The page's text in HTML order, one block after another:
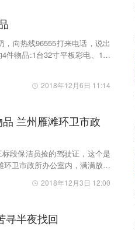
向热线96555打来电话，说出
件物品:1台32寸平板彩电、1个
2018年12月6日 11:14
兰州雁滩环卫市政
段保洁员捡的驾驶证，这个是
卫市政所办公室内，满满放着
2018年12月3日 12:00
寻半夜找回